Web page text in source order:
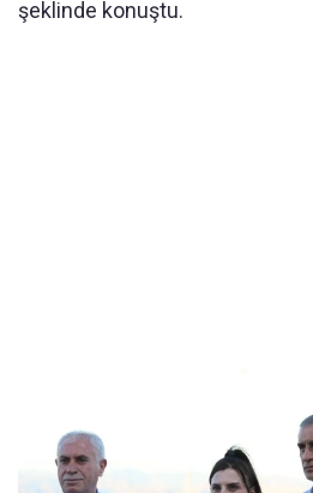
şeklinde konuştu.